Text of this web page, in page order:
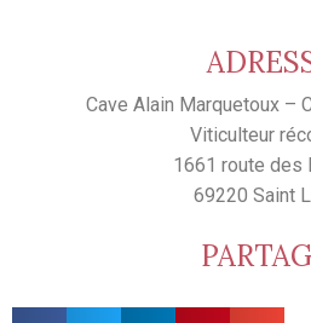
Cave Alain Marquetoux –
Viticulteur
1661 route des
69220 Saint